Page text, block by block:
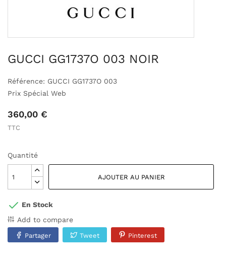
GUCCI GG1737O 003 NOIR
Référence: GUCCI GG1737O 003
Prix Spécial Web
360,00 €
TTC
Quantité
AJOUTER AU PANIER
En Stock
Add to compare
Partager Tweet Pinterest